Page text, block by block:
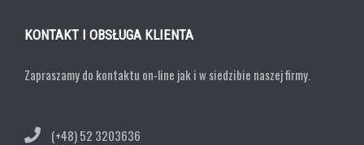
KONTAKT I OBSŁUGA KLIENTA
Zapraszamy do kontaktu on-line jak i w siedzibie naszej firmy.
(+48) 52 3203636